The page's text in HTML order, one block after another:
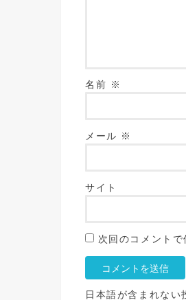
名前 ※
メール ※
サイト
次回のコメント
日本語が含まれない